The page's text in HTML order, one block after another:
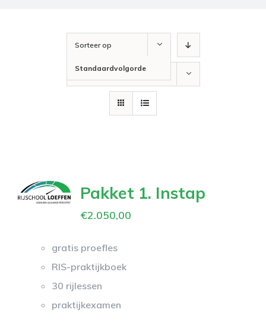
Sorteer op
Standaardvolgorde
12 producten
Pakket 1. Instap
€2.050,00
gratis proefles
RIS-praktijkboek
30 rijlessen
praktijkexamen